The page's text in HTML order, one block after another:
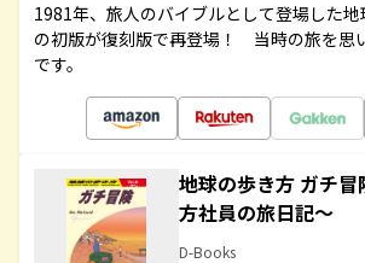
1981年、旅人のバイブルとして登場した
の初版が復刻版で再登場！ 当時の旅を思
です。
地球の歩き方 ガチ冒
方社員の旅日記～
D-Books